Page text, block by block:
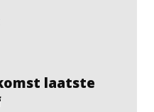
laatste